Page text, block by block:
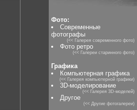
Фото:
Современные
фотографы
(<< Галерея современного фото)
Фото ретро
(<< Галереи старинного фото)
Графика
Компьютерная графика
(<< Галерея компьютерной графики)
3D-моделирование
(<< Галерея 3D-моделей)
Другое
(<< Другие фотогалереи)